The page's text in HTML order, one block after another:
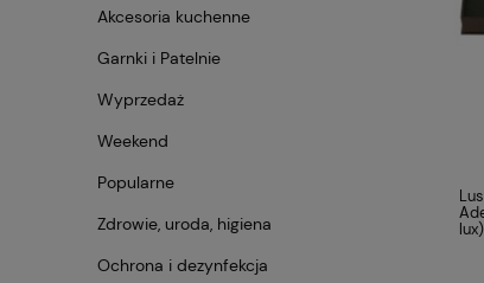
Akcesoria kuchenne
Garnki i Patelnie
Wyprzedaż
Weekend
Popularne
Zdrowie, uroda, higiena
Ochrona i dezynfekcja
lux)